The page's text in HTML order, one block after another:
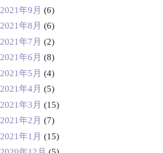
2021年9月 (6)
2021年8月 (6)
2021年7月 (2)
2021年6月 (8)
2021年5月 (4)
2021年4月 (5)
2021年3月 (15)
2021年2月 (7)
2021年1月 (15)